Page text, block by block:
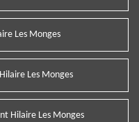
Les Monges
Les Monges
Hilaire Les Monges